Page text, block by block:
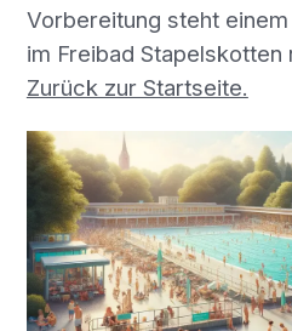
Vorbereitung steht
im Freibad Stapelskotten
Zurück zur Startseite.